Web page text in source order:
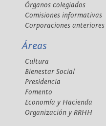
Órganos colegiados
Comisiones informativas
Corporaciones anteriores
Áreas
Cultura
Bienestar Social
Presidencia
Fomento
Economía y Hacienda
Organización y RRHH